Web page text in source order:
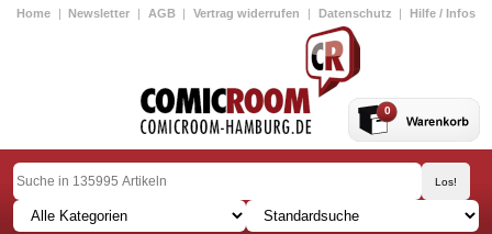
Home | Newsletter | AGB | Vertrag widerrufen | Datenschutz | Hilfe / Infos
0